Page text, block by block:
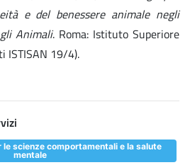
e del benessere animale negli
Animali. Roma: Istituto Superiore
ISTISAN 19/4).
scienze comportamentali e la salute
mentale